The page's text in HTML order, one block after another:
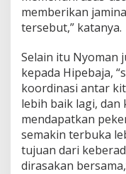
memberikan
tersebut,” katanya.
Selain itu Nyoman
kepada Hipebaja,
koordinasi antar
lebih baik lagi,
mendapatkan
semakin terbuka
tujuan dari
dirasakan